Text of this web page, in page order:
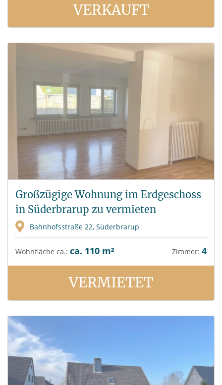
VERKAUFT
Großzügige Wohnung im Erdgeschoss
in Süderbrarup zu vermieten
Bahnhofsstraße 22, Süderbrarup
Wohnfläche ca.: ca. 110 m² Zimmer: 4
VERMIETET